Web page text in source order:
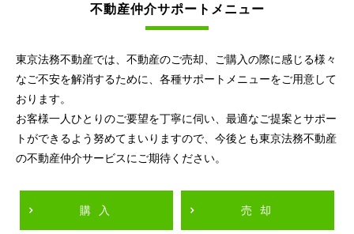
不動産仲介サポートメニュー
東京法務不動産では、不動産のご売却、ご購入の際に感じる様々
なご不安を解消するために、各種サポートメニューをご用意して
おります。
お客様一人ひとりのご要望を丁寧に伺い、最適なご提案とサポー
トができるよう努めてまいりますので、今後とも東京法務不動産
の不動産仲介サービスにご期待ください。
購入 売却